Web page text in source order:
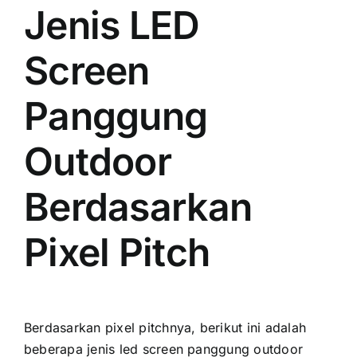
Jenis LED
Screen
Panggung
Outdoor
Berdasarkan
Pixel Pitch
Berdasarkan pixel pitchnya, berikut іnі аdаlаh
bеbеrара jenis led screen panggung outdoor